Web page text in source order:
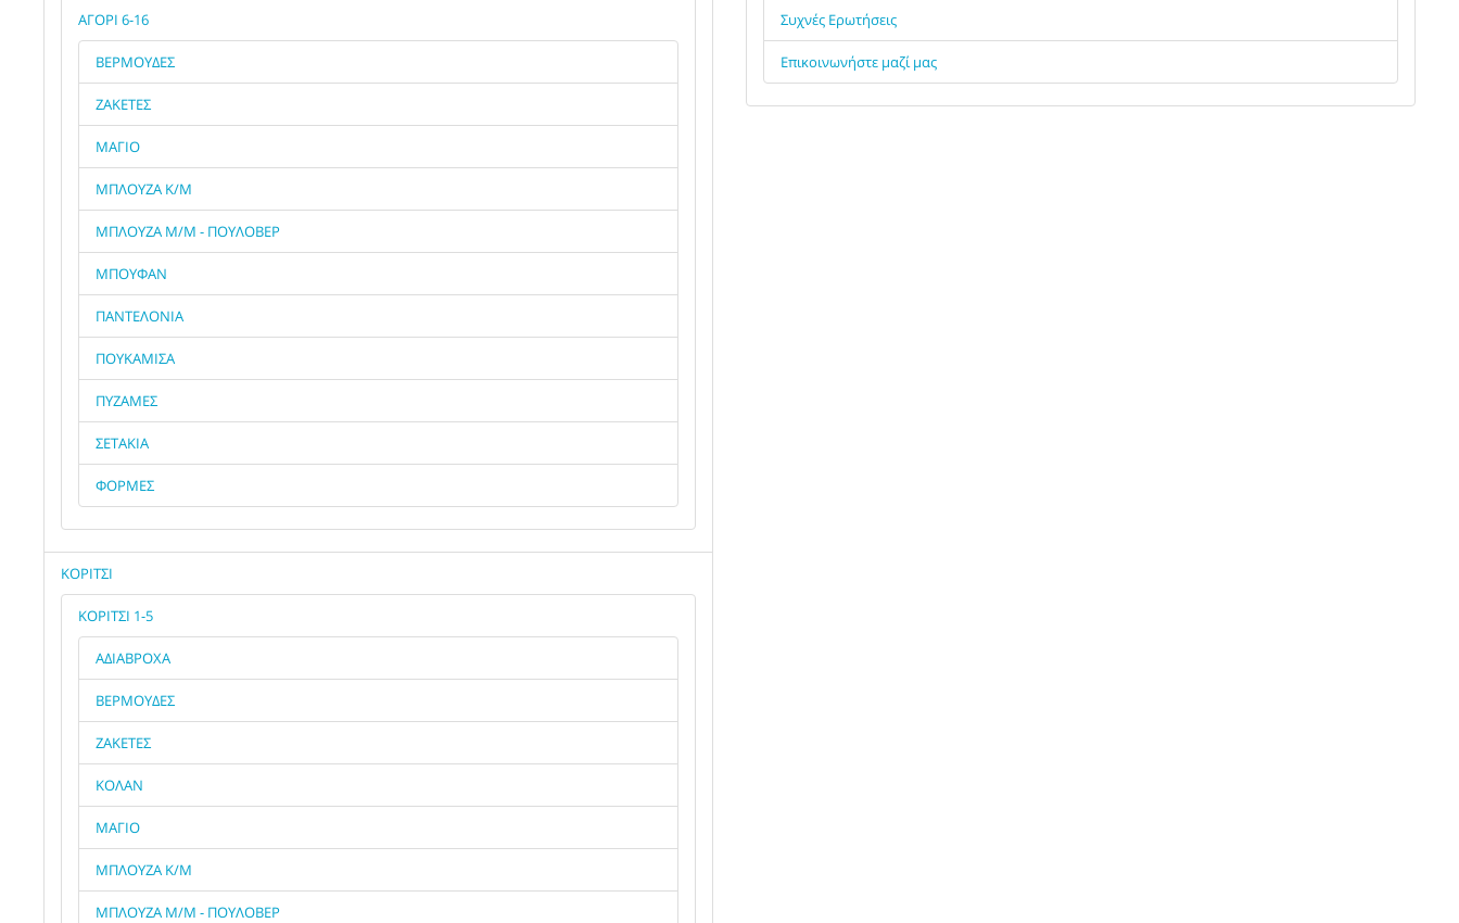
ΑΓΟΡΙ 6-16
ΒΕΡΜΟΥΔΕΣ
ΖΑΚΕΤΕΣ
ΜΑΓΙΟ
ΜΠΛΟΥΖΑ Κ/Μ
ΜΠΛΟΥΖΑ Μ/Μ - ΠΟΥΛΟΒΕΡ
ΜΠΟΥΦΑΝ
ΠΑΝΤΕΛΟΝΙΑ
ΠΟΥΚΑΜΙΣΑ
ΠΥΖΑΜΕΣ
ΣΕΤΑΚΙΑ
ΦΟΡΜΕΣ
ΚΟΡΙΤΣΙ
ΚΟΡΙΤΣΙ 1-5
ΑΔΙΑΒΡΟΧΑ
ΒΕΡΜΟΥΔΕΣ
ΖΑΚΕΤΕΣ
ΚΟΛΑΝ
ΜΑΓΙΟ
ΜΠΛΟΥΖΑ Κ/Μ
ΜΠΛΟΥΖΑ Μ/Μ - ΠΟΥΛΟΒΕΡ
Συχνές Ερωτήσεις
Επικοινωνήστε μαζί μας